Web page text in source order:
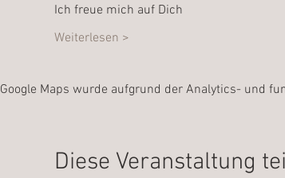
Ich freue mich auf Dich
Weiterlesen >
Google Maps wurde aufgrund der Analytics- und
Diese Veranstaltung